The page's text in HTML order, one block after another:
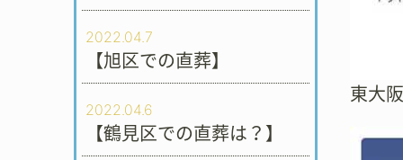
2022.04.7
【旭区での直葬】
2022.04.6
【鶴見区での直葬は？】
東大